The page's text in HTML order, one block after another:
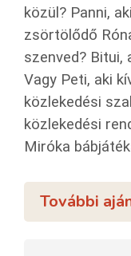
közül? Panni,
zsörtölődő
szenved? Bitui,
Vagy Peti, aki
közlekedési
közlekedési
Miróka
További